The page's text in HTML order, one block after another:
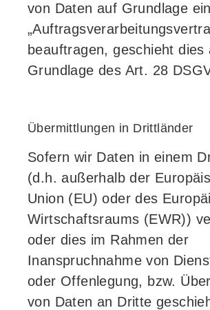
von Daten auf Grundlage
beauftragen, geschieht dies
Grundlage des Art. 28
Übermittlungen in Drittländer
Sofern wir Daten in einem
(d.h. außerhalb der
Union (EU) oder des
Wirtschaftsraums (EWR))
oder dies im Rahmen der
Inanspruchnahme von
oder Offenlegung, bzw.
von Daten an Dritte